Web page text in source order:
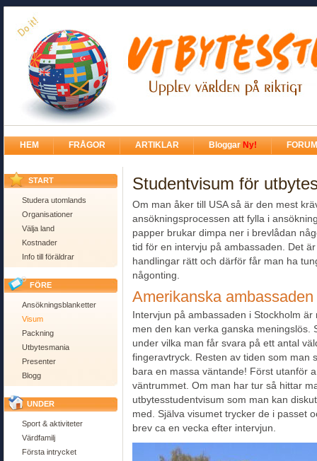
HEM FRÅGOR ARTIKLAR BloggarNy! FORUM
START
Studera utomlands
Organisationer
Välja land
Kostnader
Info till föräldrar
FÖRE
Ansökningsblanketter
Visum
Packning
Utbytesmania
Presenter
Blogg
UNDER
Sport & aktiviteter
Värdfamilj
Första intrycket
Studentvisum för
Om man åker till USA så är den mest
ansökningsprocessen att fylla i
papper brukar dimpa ner i brevlådan
tid för en intervju på ambassaden. Det
handlingar rätt och därför får man ha
någonting.
Amerikanska
Intervjun på ambassaden i Stockholm
men den kan verka ganska meningslös.
under vilka man får svara på ett antal
fingeravtryck. Resten av tiden som man
bara en massa väntande! Först utanför
väntrummet. Om man har tur så hittar
utbytesstudentvisum som man kan
med. Själva visumet trycker de i passet
brev ca en vecka efter intervjun.